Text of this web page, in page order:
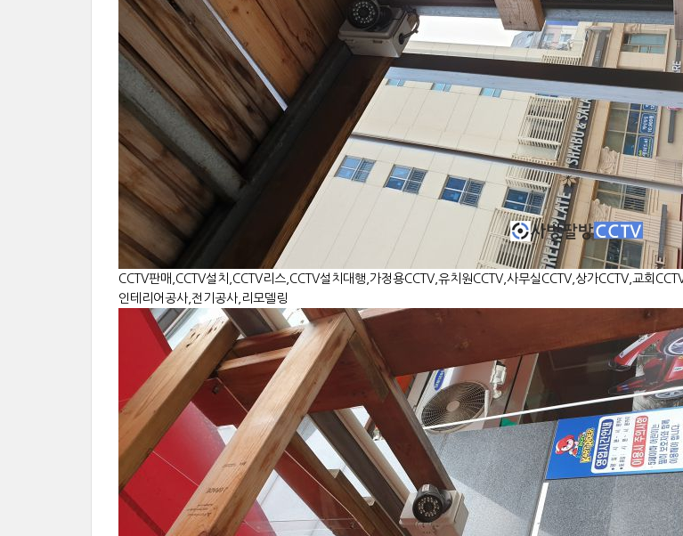
CCTV판매,CCTV설치,CCTV리스,CCTV설치대행,가정용CCTV,유치원CCTV,사무실CCTV,상가CCTV,교회
인테리어공사,전기공사,리모델링